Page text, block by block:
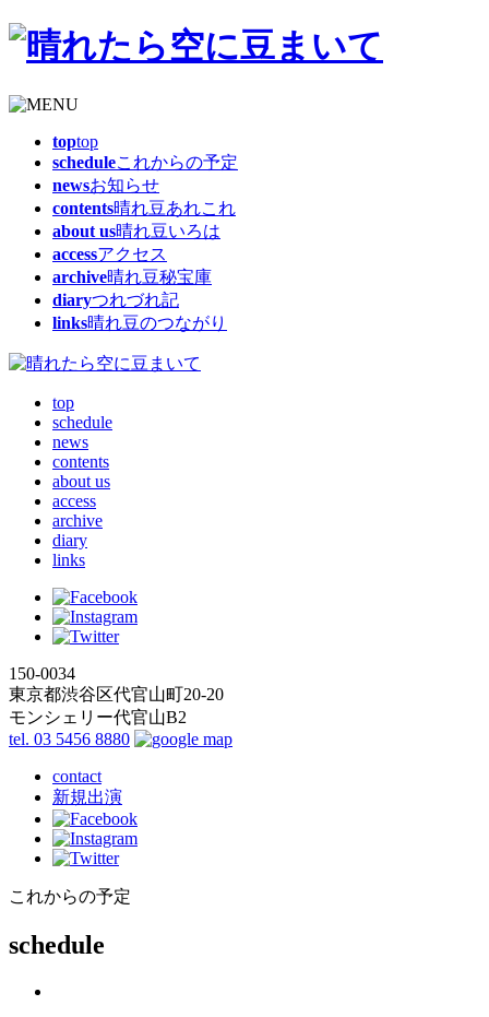
toptop
scheduleこれからの予定
newsお知らせ
contents晴れ豆あれこれ
about us晴れ豆いろは
accessアクセス
archive晴れ豆秘宝庫
diaryつれづれ記
links晴れ豆のつながり
top
schedule
news
contents
about us
access
archive
diary
links
150-0034
東京都渋谷区代官山町20-20
モンシェリー代官山B2
tel. 03 5456 8880
contact
新規出演
これからの予定
schedule